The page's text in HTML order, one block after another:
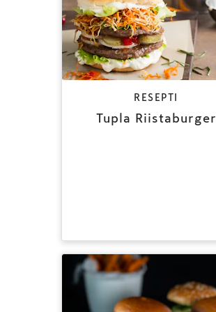
RESEPTI
Tupla Riistaburger